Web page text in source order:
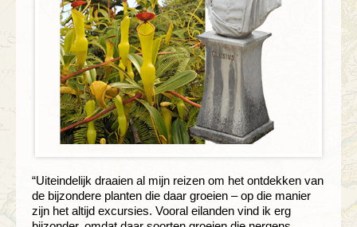
“Uiteindelijk draaien al mijn reizen om het ontdekken van
de bijzondere planten die daar groeien – op die manier
zijn het altijd excursies. Vooral eilanden vind ik erg